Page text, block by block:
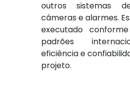
outros sistemas
câmeras e alarmes.
executado
padrões
eficiência e
projeto.